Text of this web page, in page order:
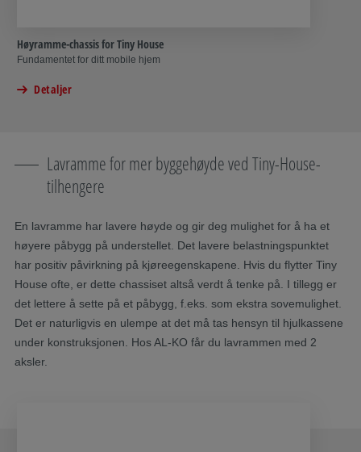
Høyramme-chassis for Tiny House
Fundamentet for ditt mobile hjem
Detaljer
Lavramme for mer byggehøyde ved Tiny-House-
tilhengere
En lavramme har lavere høyde og gir deg mulighet for å ha et
høyere påbygg på understellet. Det lavere belastningspunktet
har positiv påvirkning på kjøreegenskapene. Hvis du flytter Tiny
House ofte, er dette chassiset altså verdt å tenke på. I tillegg er
det lettere å sette på et påbygg, f.eks. som ekstra sovemulighet.
Det er naturligvis en ulempe at det må tas hensyn til hjulkassene
under konstruksjonen. Hos AL-KO får du lavrammen med 2
aksler.